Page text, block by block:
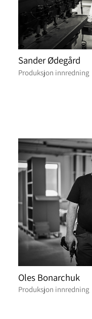
Sander Ødegård
Produksjon innredning
Oles Bonarchuk
Produksjon innredning